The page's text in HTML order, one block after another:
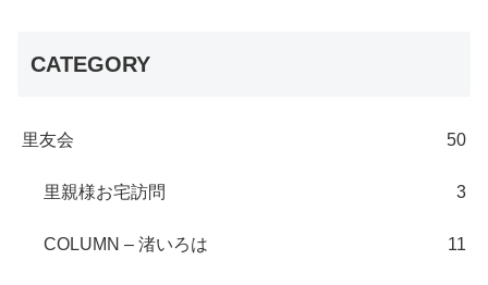
CATEGORY
里友会 50
里親様お宅訪問 3
COLUMN – 渚いろは 11